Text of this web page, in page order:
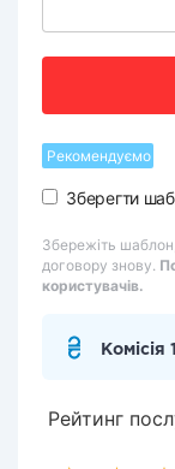
Рекомендуємо
Зберегти
Збережіть
договору знову.
користувачів.
Рейтинг